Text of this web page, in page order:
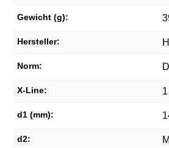
Gewicht (g):
Hersteller:
Norm:
X-Line: 1
d1 (mm):
d2: